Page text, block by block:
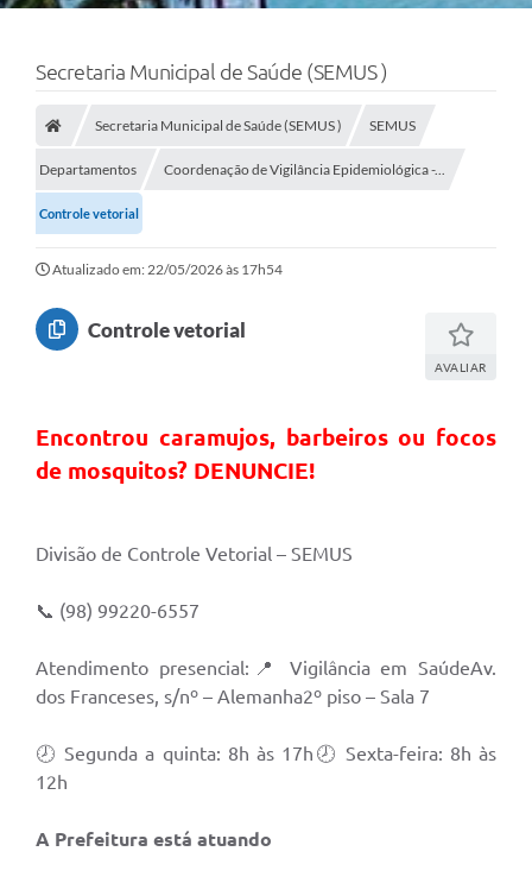
Secretaria Municipal de Saúde (SEMUS )
Secretaria Municipal de Saúde (SEMUS ) SEMUS
Departamentos Coordenação de Vigilância Epidemiológica -...
Controle vetorial
Atualizado em: 22/05/2026 às 17h54
Controle vetorial
AVALIAR
Encontrou caramujos, barbeiros ou focos
de mosquitos? DENUNCIE!
Divisão de Controle Vetorial – SEMUS
📞 (98) 99220-6557
Atendimento presencial:📍 Vigilância em SaúdeAv.
dos Franceses, s/nº – Alemanha2º piso – Sala 7
🕗 Segunda a quinta: 8h às 17h🕗 Sexta-feira: 8h às
12h
A Prefeitura está atuando